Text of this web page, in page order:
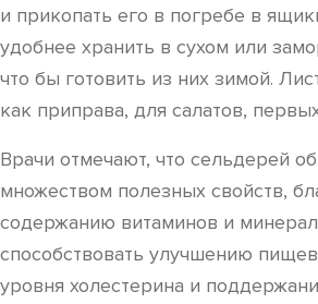
и прикопать его в погребе в
удобнее хранить в сухом или
что бы готовить из них зимой.
как приправа, для салатов,
Врачи отмечают, что сельдерей
множеством полезных свойств,
содержанию витаминов и
способствовать улучшению
уровня холестерина и